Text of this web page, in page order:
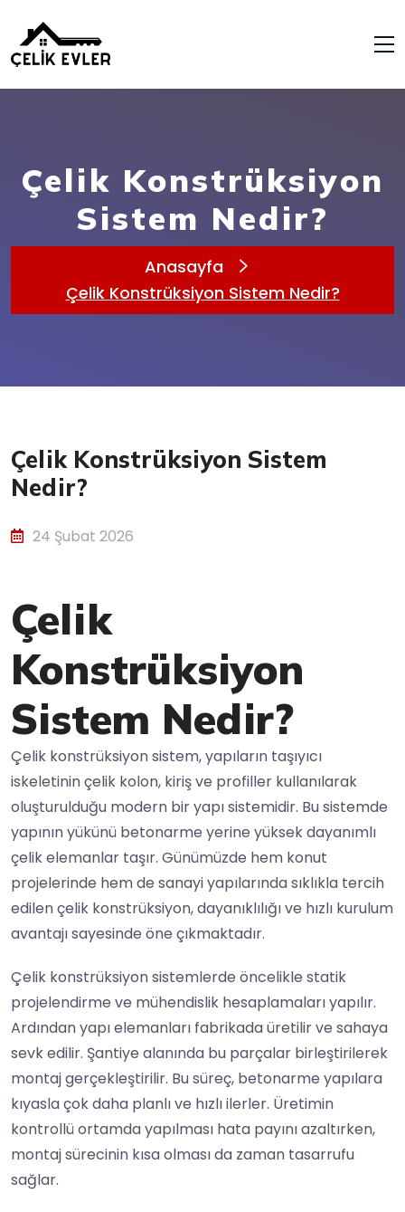
Çelik Konstrüksiyon
Sistem Nedir?
Anasayfa
Çelik Konstrüksiyon Sistem Nedir?
Çelik Konstrüksiyon Sistem
Nedir?
24 Şubat 2026
Çelik
Konstrüksiyon
Sistem Nedir?
Çelik konstrüksiyon sistem, yapıların taşıyıcı
iskeletinin çelik kolon, kiriş ve profiller kullanılarak
oluşturulduğu modern bir yapı sistemidir. Bu sistemde
yapının yükünü betonarme yerine yüksek dayanımlı
çelik elemanlar taşır. Günümüzde hem konut
projelerinde hem de sanayi yapılarında sıklıkla tercih
edilen çelik konstrüksiyon, dayanıklılığı ve hızlı kurulum
avantajı sayesinde öne çıkmaktadır.
Çelik konstrüksiyon sistemlerde öncelikle statik
projelendirme ve mühendislik hesaplamaları yapılır.
Ardından yapı elemanları fabrikada üretilir ve sahaya
sevk edilir. Şantiye alanında bu parçalar birleştirilerek
montaj gerçekleştirilir. Bu süreç, betonarme yapılara
kıyasla çok daha planlı ve hızlı ilerler. Üretimin
kontrollü ortamda yapılması hata payını azaltırken,
montaj sürecinin kısa olması da zaman tasarrufu
sağlar.